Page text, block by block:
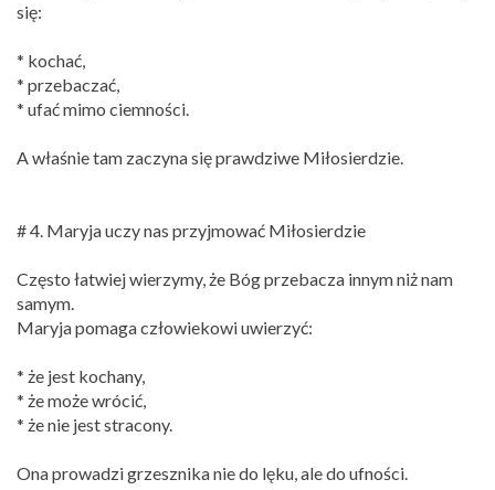
się:
* kochać,
* przebaczać,
* ufać mimo ciemności.
A właśnie tam zaczyna się prawdziwe Miłosierdzie.
# 4. Maryja uczy nas przyjmować Miłosierdzie
Często łatwiej wierzymy, że Bóg przebacza innym niż nam
samym.
Maryja pomaga człowiekowi uwierzyć:
* że jest kochany,
* że może wrócić,
* że nie jest stracony.
Ona prowadzi grzesznika nie do lęku, ale do ufności.